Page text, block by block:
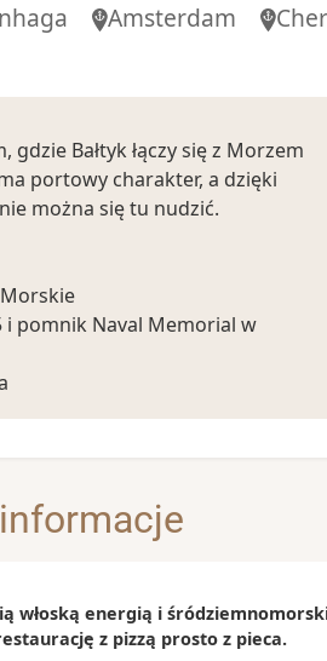
08:00-
Amsterdam
gdzie Bałtyk łączy się z Morzem
portowy charakter, a dzięki
można się tu nudzić.
i pomnik Naval Memorial w
morskim, liczy przy tym
informacje
włoską energią i
z pizzą prosto z pieca.